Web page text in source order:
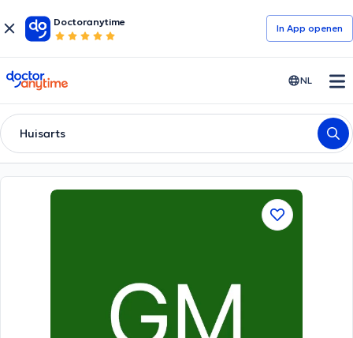
Doctoranytime
In App openen
doctoranytime NL
Huisarts